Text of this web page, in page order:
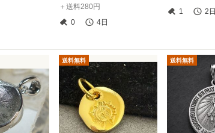
＋送料280円
0
4日
1 2日
送料無料 送料無料